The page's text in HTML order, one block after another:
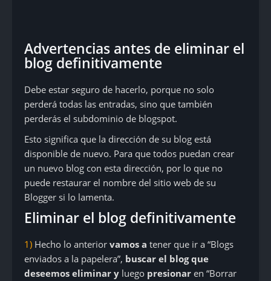
Advertencias antes de eliminar el
blog definitivamente
Debe estar seguro de hacerlo, porque no solo
perderá todas las entradas, sino que también
perderás el subdominio de blogspot.
Esto significa que la dirección de su blog está
disponible de nuevo. Para que todos puedan crear
un nuevo blog con esta dirección, por lo que no
puede restaurar el nombre del sitio web de su
Blogger si lo lamenta.
Eliminar el blog definitivamente
1) Hecho lo anterior vamos a tener que ir a “Blogs
enviados a la papelera”, buscar el blog que
deseemos eliminar y luego presionar en “Borrar